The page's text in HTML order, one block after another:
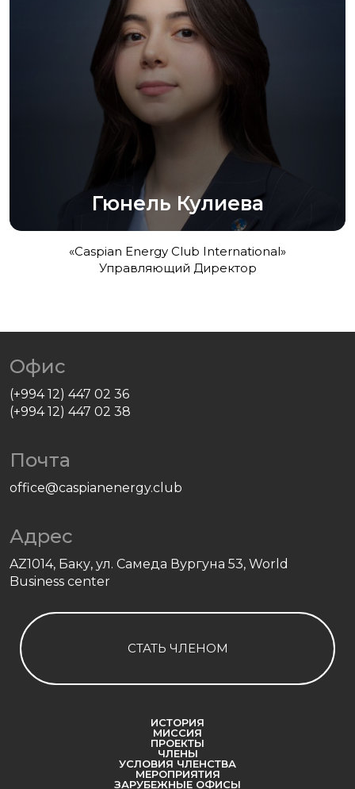
Гюнель Кулиева
«Caspian Energy Club International»
Управляющий Директор
Офис
(+994 12) 447 02 36
(+994 12) 447 02 38
Почта
office@caspianenergy.club
Адрес
AZ1014, Баку, ул. Самеда Вургуна 53, World
Business center
СТАТЬ ЧЛЕНОМ
ИСТОРИЯ
МИССИЯ
ПРОЕКТЫ
ЧЛЕНЫ
УСЛОВИЯ ЧЛЕНСТВА
МЕРОПРИЯТИЯ
ЗАРУБЕЖНЫЕ ОФИСЫ